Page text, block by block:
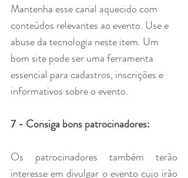
Mantenha esse canal aquecido com
conteúdos relevantes ao evento. Use e
abuse da tecnologia neste item. Um
bom site pode ser uma ferramenta
essencial para cadastros, inscrições e
informativos sobre o evento.
7 - Consiga bons patrocinadores:
Os patrocinadores também terão
interesse em divulgar o evento cujo irão